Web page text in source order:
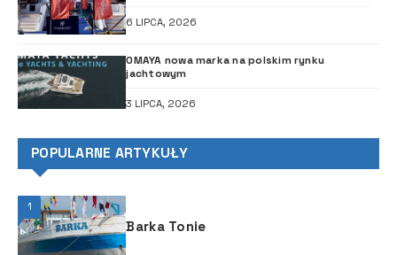
6 LIPCA, 2026
OMAYA nowa marka na polskim rynku
jachtowym
3 LIPCA, 2026
POPULARNE ARTYKUŁY
1
Barka Tonie